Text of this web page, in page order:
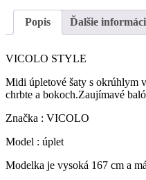
(Nero)Popis Ďalšie
VICOLO STYLE
Midi úpletové šaty s okrúhlym
chrbte a bokoch.Zaujímavé
Značka : VICOLO
Model : úplet
Modelka je vysoká 167 cm a